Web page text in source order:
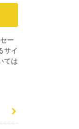
ー
サイ
ては